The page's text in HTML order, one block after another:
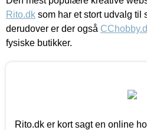
Rito.dk som har et stort udvalg til
derudover er der også
fysiske butikker.
Rito.dk er kort sagt en online